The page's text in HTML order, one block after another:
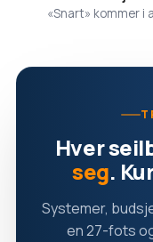
«Snart» kommer
Hver
seg.
Systemer,
en 27-fots